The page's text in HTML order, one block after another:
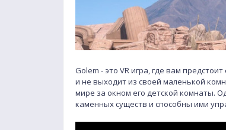
Golem - это VR игра, где вам
и не выходит из своей маленькой
мире за окном его детской комнаты.
каменных существ и способны ими